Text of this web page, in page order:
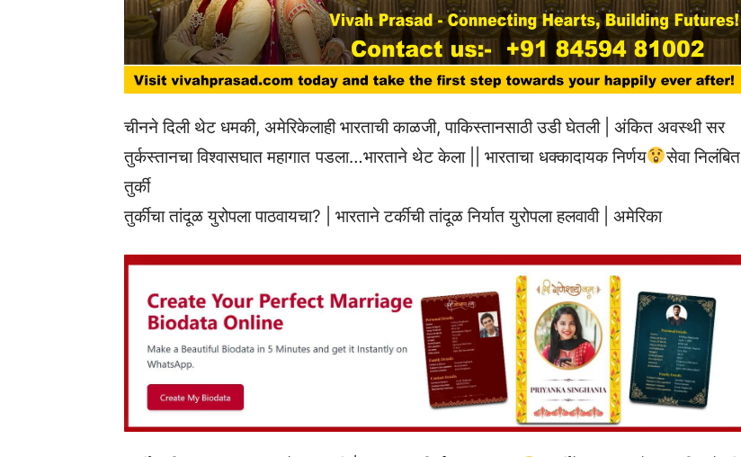
चीनने दिली थेट धमकी, अमेरिकेलाही भारताची काळजी, पाकिस्तानसाठी उडी घेतली | अंकित अवस्थी सर
तुर्कस्तानचा विश्वासघात महागात पडला…भारताने थेट केला || भारताचा धक्कादायक निर्णय
सेवा निलंबित |
तुर्की
तुर्कीचा तांदूळ युरोपला पाठवायचा? | भारताने टर्कीची तांदूळ निर्यात युरोपला हलवावी | अमेरिका